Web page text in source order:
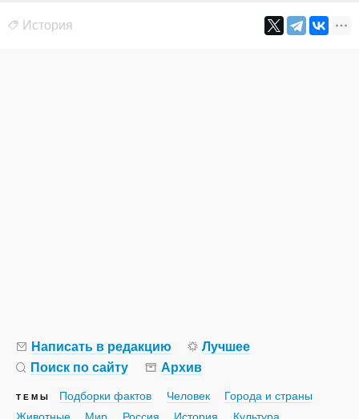
История
Написать в редакцию
Лучшее
Поиск по сайту
Архив
ТЕМЫ Подборки фактов Человек
Города и страны